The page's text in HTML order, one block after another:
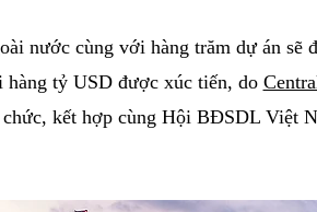
nước cùng với hàng trăm dự án sẽ
tỷ USD được xúc tiến, do
kết hợp cùng Hội BĐSDL Việt